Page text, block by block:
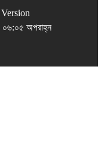
০৬:০৫ অপরাহ্ন